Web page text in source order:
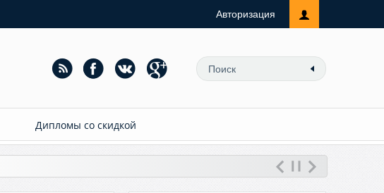
Авторизация
Дипломы со скидкой